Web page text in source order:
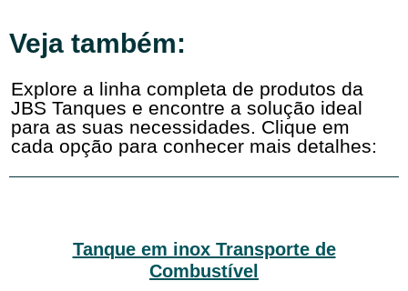
Veja também:
Explore a linha completa de produtos da
JBS Tanques e encontre a solução ideal
para as suas necessidades. Clique em
cada opção para conhecer mais detalhes:
Tanque em inox Transporte de
Combustível